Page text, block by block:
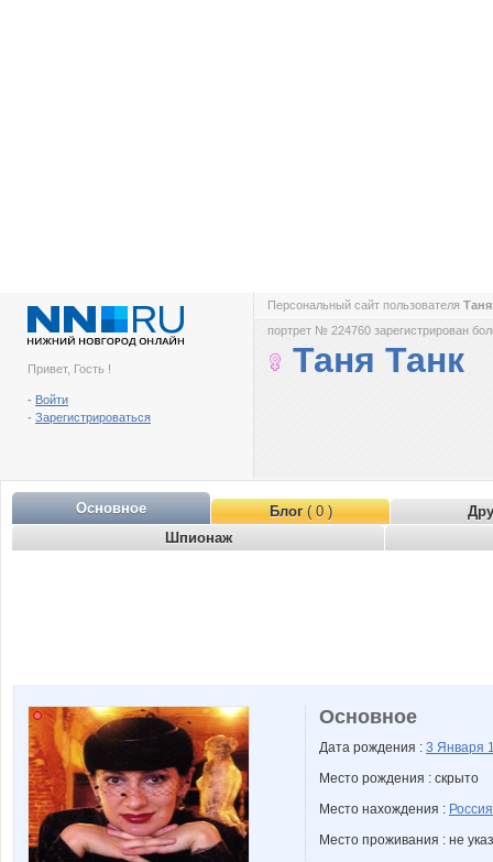
Привет, Гость !
- Войти
- Зарегистрироваться
Персональный сайт пользователя
портрет № 224760 зарегистрирован
Таня Танк
Основное Блог( 0 )
Шпионаж
Основное
Дата рождения : 3 Января
Место рождения : скрыто
Место нахождения : Россия
Место проживания : не